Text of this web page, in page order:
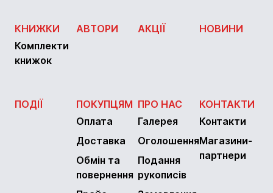
КНИЖКИ
Комплекти
книжок
АВТОРИ АКЦІЇ НОВИНИ
ПОДІЇ
ПОКУПЦЯМ
Оплата
Доставка
Обмін та
повернення
ПРО НАС
Галерея
Оголошення
Подання
рукописів
КОНТАКТИ
Контакти
Магазини-
партнери